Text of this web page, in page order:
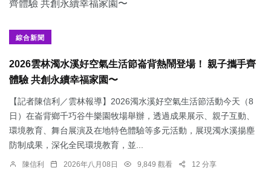
綜合新聞
2026雲林濁水溪好空氣生活節崙背熱鬧登場！ 親子攜手齊
體驗 共創永續幸福家園〜
【記者陳信利／雲林報導】2026濁水溪好空氣生活節活動今天（8
日）在崙背鄉千巧谷牛樂園牧場舉辦，透過成果展示、親子互動、
環境教育、舞台展演及在地特色體驗等多元活動，展現濁水溪揚塵
防制成果，深化全民環境教育，並...
陳信利 2026年八月08日 9,849 觀看 12 分享